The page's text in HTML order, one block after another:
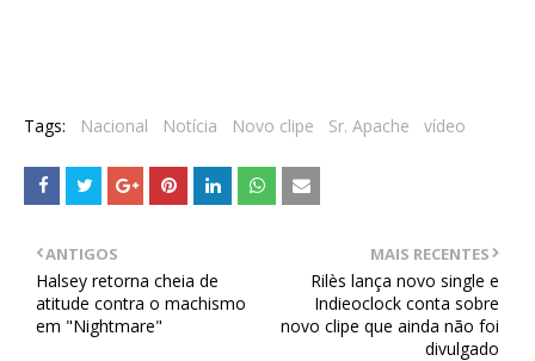
Tags: Nacional Notícia Novo clipe Sr. Apache vídeo
MAIS RECENTES
Rilès lança novo single e
Indieoclock conta sobre
novo clipe que ainda não foi
divulgado
ANTIGOS
Halsey retorna cheia de
atitude contra o machismo
em "Nightmare"